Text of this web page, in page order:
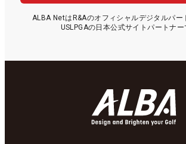
ALBA NetはR&Aのオフィシャルデジタルパー
USLPGAの日本公式サイトパートナー